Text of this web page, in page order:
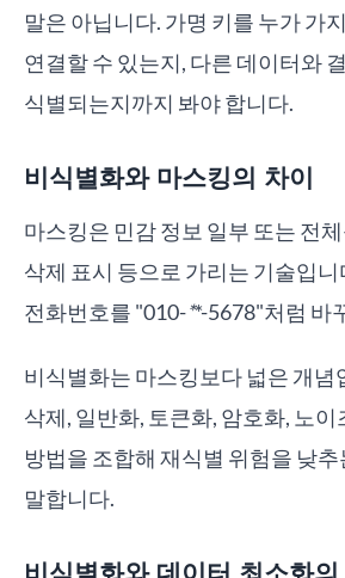
말은 아닙니다. 가명 키를 누가 가
연결할 수 있는지, 다른 데이터와
식별되는지까지 봐야 합니다.
비식별화와 마스킹의 차이
마스킹은 민감 정보 일부 또는 전
삭제 표시 등으로 가리는 기술입니
전화번호를 "010-**-5678"처럼 바
비식별화는 마스킹보다 넓은 개념
삭제, 일반화, 토큰화, 암호화, 노이
방법을 조합해 재식별 위험을 낮
말합니다.